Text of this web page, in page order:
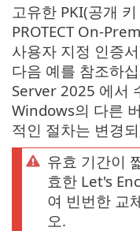
고유한 PKI(공개
PROTECT On-
사용자 지정 인증
다음 예를 참조하
Server 2025 에서
Windows의 다른
적인 절차는 변경
유효 기간이
효한 Let's
여 빈번한 교
오.